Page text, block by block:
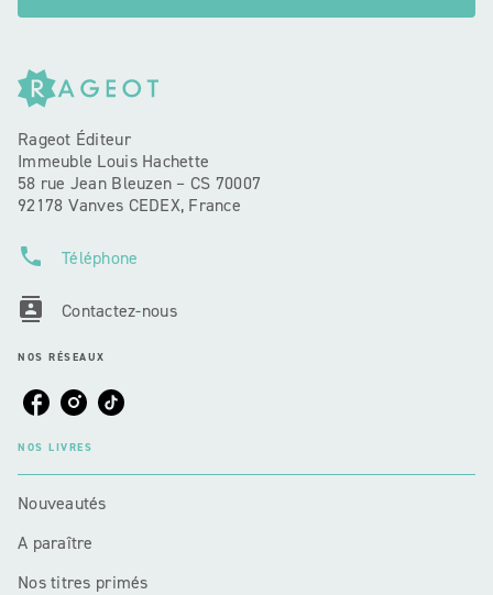
Rageot Éditeur
Immeuble Louis Hachette
58 rue Jean Bleuzen – CS 70007
92178 Vanves CEDEX, France
phone Téléphone
contacts Contactez-nous
NOS RÉSEAUX
NOS LIVRES
Nouveautés
A paraître
Nos titres primés